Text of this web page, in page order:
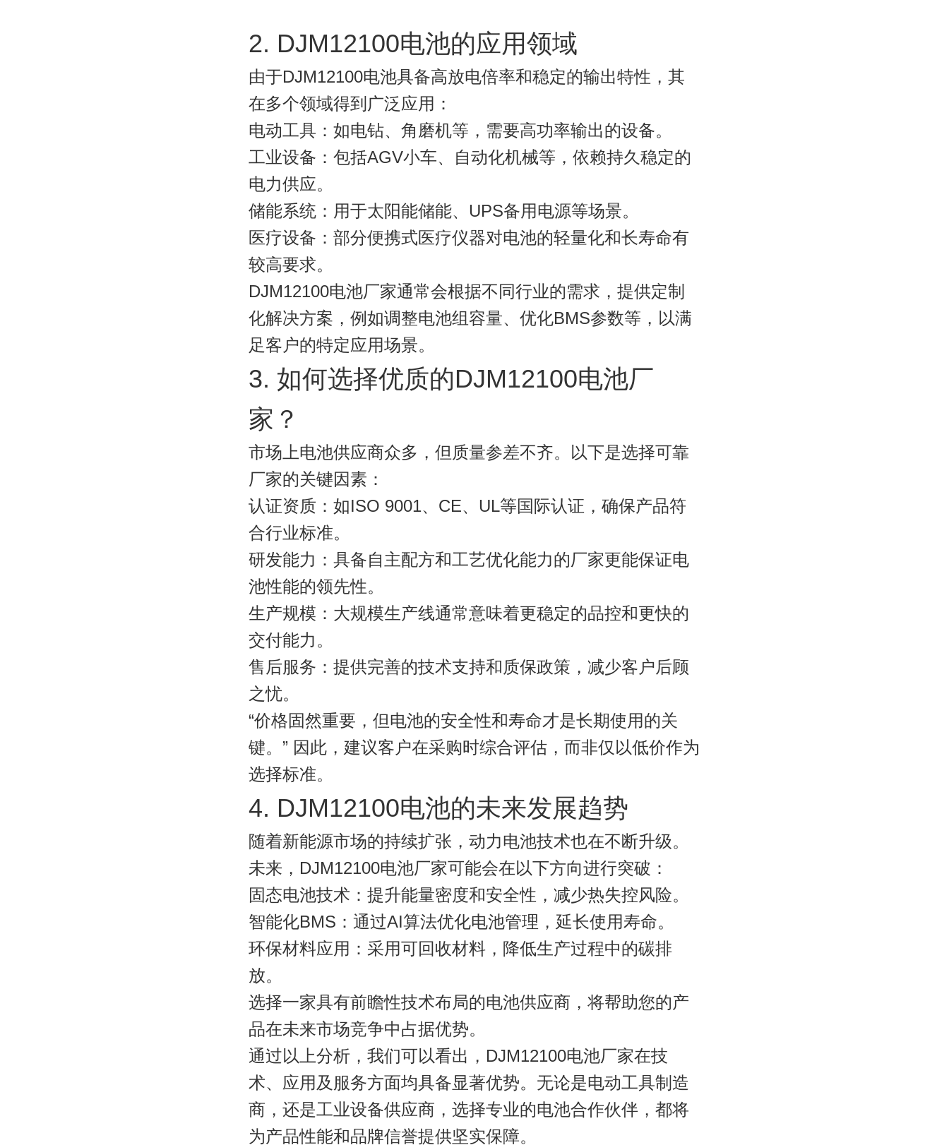
2. DJM12100电池的应用领域
由于DJM12100电池具备高放电倍率和稳定的输出特性，其
在多个领域得到广泛应用：
电动工具 ：如电钻、角磨机等，需要高功率输出的设备。
工业设备 ：包括AGV小车、自动化机械等，依赖持久稳定的
电力供应。
储能系统 ：用于太阳能储能、UPS备用电源等场景。
医疗设备 ：部分便携式医疗仪器对电池的轻量化和长寿命有
较高要求。
DJM12100电池厂家通常会根据不同行业的需求，提供定制
化解决方案，例如调整电池组容量、优化BMS参数等，以满
足客户的特定应用场景。
3. 如何选择优质的DJM12100电池厂
家？
市场上电池供应商众多，但质量参差不齐。以下是选择可靠
厂家的关键因素：
认证资质 ：如ISO 9001、CE、UL等国际认证，确保产品符
合行业标准。
研发能力 ：具备自主配方和工艺优化能力的厂家更能保证电
池性能的领先性。
生产规模 ：大规模生产线通常意味着更稳定的品控和更快的
交付能力。
售后服务 ：提供完善的技术支持和质保政策，减少客户后顾
之忧。
“价格固然重要，但电池的安全性和寿命才是长期使用的关
键。” 因此，建议客户在采购时综合评估，而非仅以低价作为
选择标准。
4. DJM12100电池的未来发展趋势
随着新能源市场的持续扩张，动力电池技术也在不断升级。
未来， DJM12100电池厂家可能会在以下方向进行突破：
固态电池技术 ：提升能量密度和安全性，减少热失控风险。
智能化BMS ：通过AI算法优化电池管理，延长使用寿命。
环保材料应用 ：采用可回收材料，降低生产过程中的碳排
放。
选择一家具有前瞻性技术布局的电池供应商，将帮助您的产
品在未来市场竞争中占据优势。
通过以上分析，我们可以看出， DJM12100电池厂家在技
术、应用及服务方面均具备显著优势。无论是电动工具制造
商，还是工业设备供应商，选择专业的电池合作伙伴，都将
为产品性能和品牌信誉提供坚实保障。